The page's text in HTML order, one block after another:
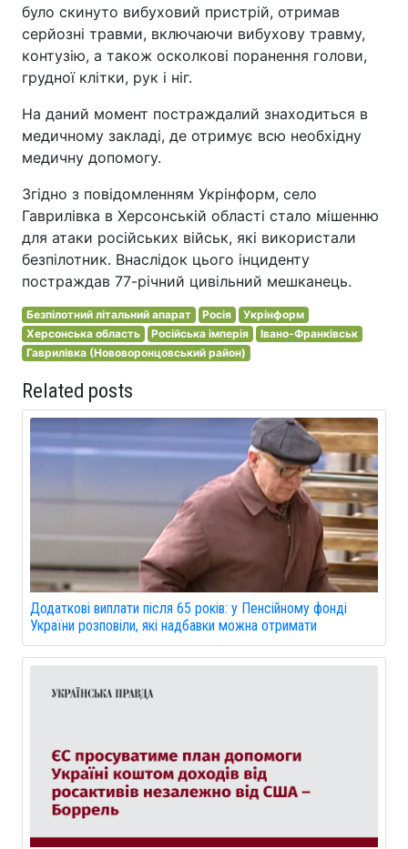
було скинуто вибуховий пристрій, отримав
серйозні травми, включаючи вибухову травму,
контузію, а також осколкові поранення голови,
грудної клітки, рук і ніг.
На даний момент постраждалий знаходиться в
медичному закладі, де отримує всю необхідну
медичну допомогу.
Згідно з повідомленням Укрінформ, село
Гаврилівка в Херсонській області стало мішенню
для атаки російських військ, які використали
безпілотник. Внаслідок цього інциденту
постраждав 77-річний цивільний мешканець.
Безпілотний літальний апарат Росія
Укрінформ
Херсонська область
Російська імперія
Івано-Франківськ
Гаврилівка (Нововоронцовський район)
Related posts
Додаткові виплати після 65 років: у Пенсійному фонді
України розповіли, які надбавки можна отримати